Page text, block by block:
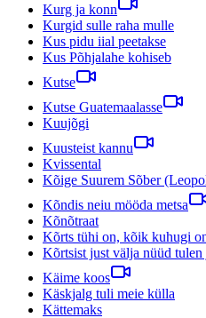
Kurg ja konn
Kurgid sulle raha mulle
Kus pidu iial peetakse
Kus Põhjalahe kohiseb
Kutse
Kutse Guatemaalasse
Kuujõgi
Kuusteist kannu
Kvissental
Kõige Suurem Sõber
Kõndis neiu mööda metsa
Kõnõtraat
Kõrts tühi on, kõik kuhugi
Kõrtsist just välja nüüd tulen
Käime koos
Käskjalg tuli meie külla
Kättemaks